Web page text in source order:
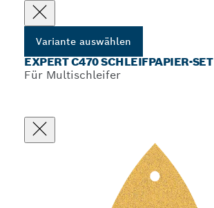
Variante auswählen
EXPERT C470 SCHLEIFPAPIER-SET
Für Multischleifer